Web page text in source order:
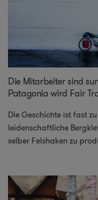
Die Mitarbeiter sind
Patagonia wird Fair
Die Geschichte ist fast
leidenschaftliche
selber Felshaken zu